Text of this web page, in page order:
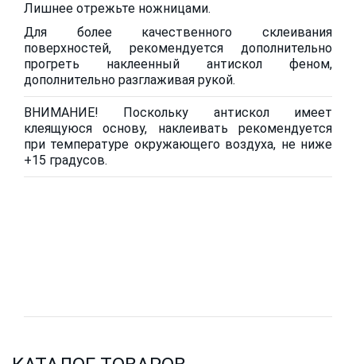
Лишнее отрежьте ножницами.
Для более качественного склеивания
поверхностей, рекомендуется дополнительно
прогреть наклеенный антискол феном,
дополнительно разглаживая рукой.
ВНИМАНИЕ! Поскольку антискол имеет
клеящуюся основу, наклеивать рекомендуется
при температуре окружающего воздуха, не ниже
+15 градусов.